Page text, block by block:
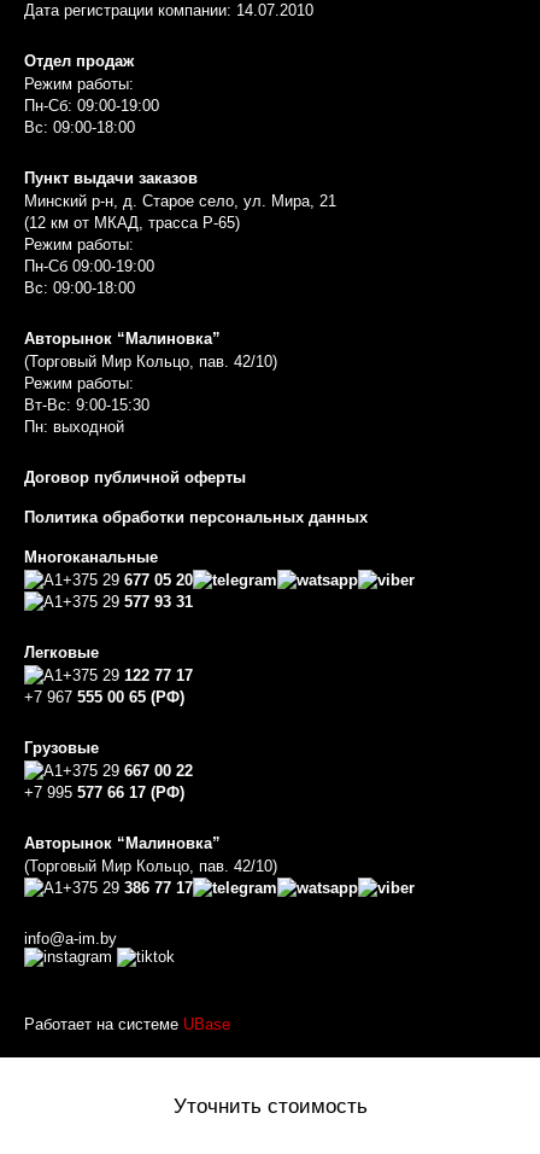
Дата регистрации компании: 14.07.2010
Отдел продаж
Режим работы:
Пн-Сб: 09:00-19:00
Вс: 09:00-18:00
Пункт выдачи заказов
Минский р-н, д. Старое село, ул. Мира, 21
(12 км от МКАД, трасса P-65)
Режим работы:
Пн-Сб 09:00-19:00
Вс: 09:00-18:00
Авторынок “Малиновка”
(Торговый Мир Кольцо, пав. 42/10)
Режим работы:
Вт-Вс: 9:00-15:30
Пн: выходной
Договор публичной оферты
Политика обработки персональных данных
Многоканальные
+375 29 677 05 20
+375 29 577 93 31
Легковые
+375 29 122 77 17
+7 967 555 00 65 (РФ)
Грузовые
+375 29 667 00 22
+7 995 577 66 17 (РФ)
Авторынок “Малиновка”
(Торговый Мир Кольцо, пав. 42/10)
+375 29 386 77 17
info@a-im.by
Работает на системе UBase
Уточнить стоимость